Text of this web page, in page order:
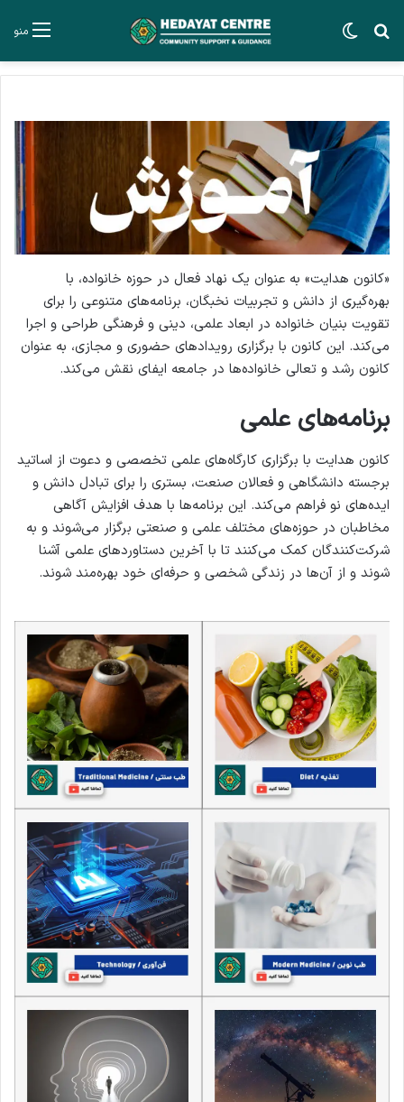
منو جستجو برایتغییر پوسته
«کانون هدایت» به عنوان یک نهاد فعال در حوزه خانواده، با
بهره‌گیری از دانش و تجربیات نخبگان، برنامه‌های متنوعی را برای
تقویت بنیان خانواده در ابعاد علمی، دینی و فرهنگی طراحی و اجرا
می‌کند. این کانون با برگزاری رویدادهای حضوری و مجازی، به عنوان
کانون رشد و تعالی خانواده‌ها در جامعه ایفای نقش می‌کند.
برنامه‌های علمی
کانون هدایت با برگزاری کارگاه‌های علمی تخصصی و دعوت از اساتید
برجسته دانشگاهی و فعالان صنعت، بستری را برای تبادل دانش و
ایده‌های نو فراهم می‌کند. این برنامه‌ها با هدف افزایش آگاهی
مخاطبان در حوزه‌های مختلف علمی و صنعتی برگزار می‌شوند و به
شرکت‌کنندگان کمک می‌کنند تا با آخرین دستاوردهای علمی آشنا
شوند و از آن‌ها در زندگی شخصی و حرفه‌ای خود بهره‌مند شوند.